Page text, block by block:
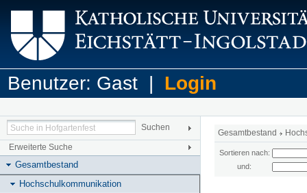
Benutzer: Gast | Login
Erweiterte Suche
Gesamtbestand
Hochschulkommunikation
Gesamtbestand
Sortieren nach:
und: